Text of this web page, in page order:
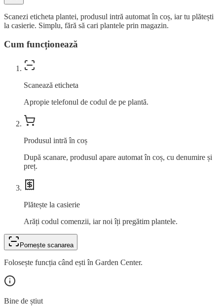
Scanezi eticheta plantei, produsul intră automat în coș, iar tu plătești
la casierie. Simplu, fără să cari plantele prin magazin.
Cum funcționează
Scanează eticheta
Apropie telefonul de codul de pe plantă.
Produsul intră în coș
După scanare, produsul apare automat în coș, cu denumire și
preț.
Plătește la casierie
Arăți codul comenzii, iar noi îți pregătim plantele.
Pornește scanarea
Folosește funcția când ești în Garden Center.
Bine de știut